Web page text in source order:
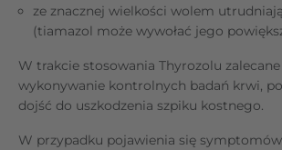
ze znacznej wielkości wolem
(tiamazol może wywołać jego
W trakcie stosowania Thyrozolu
wykonywanie kontrolnych badań krwi,
dojść do uszkodzenia szpiku kostnego.
W przypadku pojawienia się symptomów